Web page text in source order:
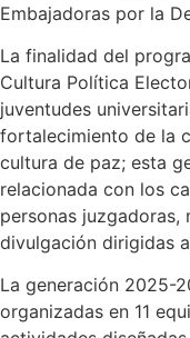
Embajadoras por la
La finalidad del
Cultura Política
juventudes
fortalecimiento de la
cultura de paz; esta
relacionada con los
personas
divulgación dirigidas
La generación 2025-
organizadas en 11